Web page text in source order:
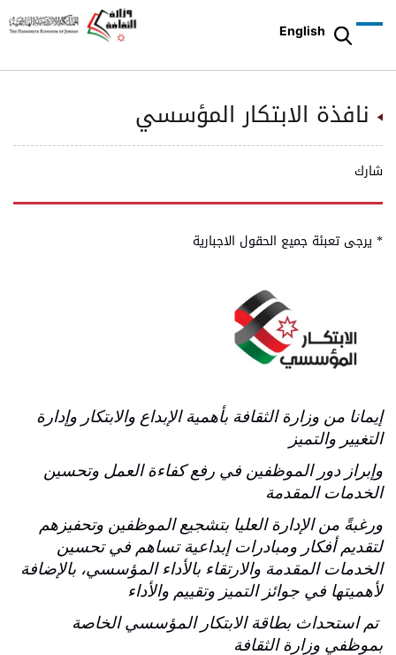
English
نافذة الابتكار المؤسسي
شارك
* يرجى تعبئة جميع الحقول الاجبارية
إيمانا من وزارة الثقافة بأهمية الإبداع والابتكار وإدارة
التغيير والتميز
وإبراز دور الموظفين في رفعكفاءة العمل وتحسين
الخدمات المقدمة
ورغبةً من الإدارة العليا بتشجيع الموظفين وتحفيزهم
لتقديم أفكار ومبادرات إبداعية تساهم في تحسين
الخدمات المقدمة والارتقاء بالأداء المؤسسي، بالإضافة
لأهميتها في جوائز التميز وتقييم والأداء
تم استحداث بطاقة الابتكار المؤسسي الخاصة
بموظفي وزارة الثقافة